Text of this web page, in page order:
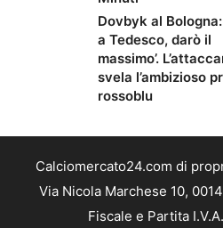
Dovbyk al Bologna:
a Tedesco, darò il
massimo’.
svela l’ambizioso
rossoblu
Calciomercato24.com di
Via Nicola Marchese 10,
Fiscale e Partita